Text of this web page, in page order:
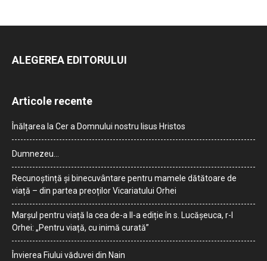
ALEGEREA EDITORULUI
Articole recente
Înălțarea la Cer a Domnului nostru Iisus Hristos
Dumnezeu…
Recunoștință și binecuvântare pentru mamele dătătoare de
viață – din partea preoților Vicariatului Orhei
Marșul pentru viață la cea de-a II-a ediție în s. Lucășeuca, r-l
Orhei: „Pentru viață, cu inimă curată”
Învierea Fiului văduvei din Nain